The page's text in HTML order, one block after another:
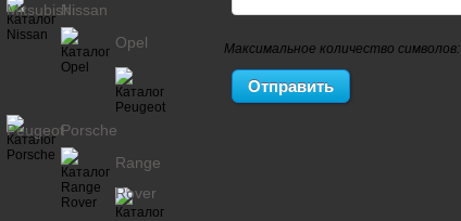
Максимальное количество символов:
MitsubishiNissan
Opel
PeugeotPorsche
Range
Rover